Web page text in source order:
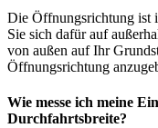
Die Öffnungsrichtung ist
Sie sich dafür auf
von außen auf Ihr
Öffnungsrichtung
Wie messe ich meine
Durchfahrtsbreite?